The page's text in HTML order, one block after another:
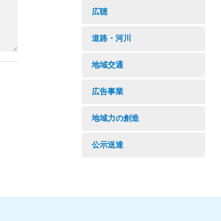
広聴
道路・河川
地域交通
広告事業
地域力の創造
公示送達